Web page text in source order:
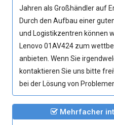
Jahren als Großhändler auf
Durch den Aufbau einer
und Logistikzentren können
Lenovo 01AV424 zum
anbieten. Wenn Sie
kontaktieren Sie uns bitte
bei der Lösung von
Mehrfacher